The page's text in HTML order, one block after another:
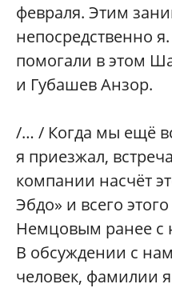
февраля. Этим
непосредственно
помогали в этом
и Губашев Анзор.
/… / Когда мы ещё
я приезжал,
компании насчёт
Эбдо» и всего
Немцовым ранее с
В обсуждении с
человек, фамилии